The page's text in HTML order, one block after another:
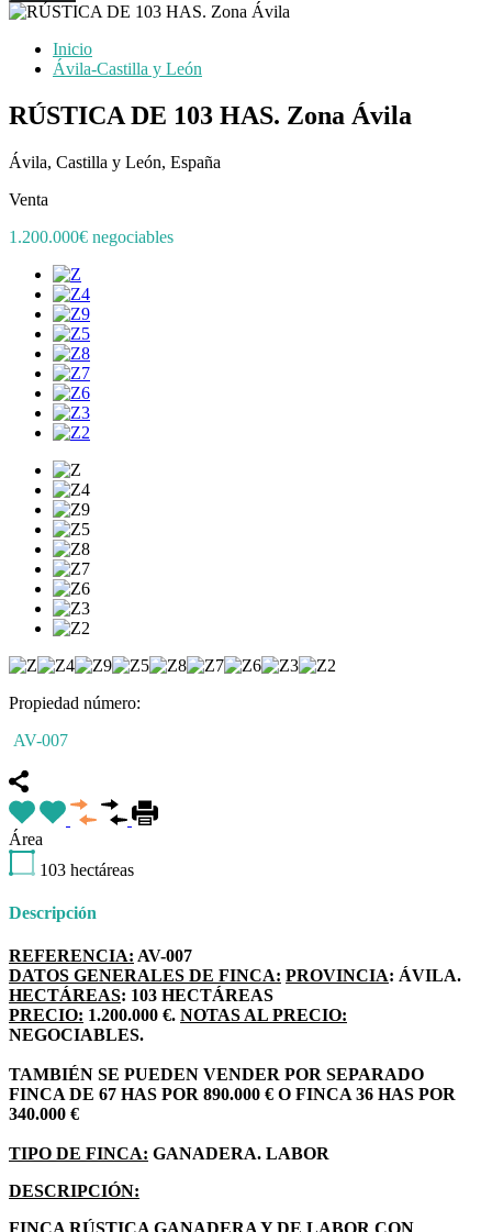
Inicio
Ávila-Castilla y León
RÚSTICA DE 103 HAS. Zona Ávila
Ávila, Castilla y León, España
Venta
1.200.000€ negociables
Propiedad número:
AV-007
Área
103 hectáreas
Descripción
REFERENCIA: AV-007
DATOS GENERALES DE FINCA: PROVINCIA: ÁVILA.
HECTÁREAS: 103 HECTÁREAS
PRECIO: 1.200.000 €. NOTAS AL PRECIO:
NEGOCIABLES.
TAMBIÉN SE PUEDEN VENDER POR SEPARADO
FINCA DE 67 HAS POR 890.000 € O FINCA 36 HAS POR
340.000 €
TIPO DE FINCA: GANADERA. LABOR
DESCRIPCIÓN: